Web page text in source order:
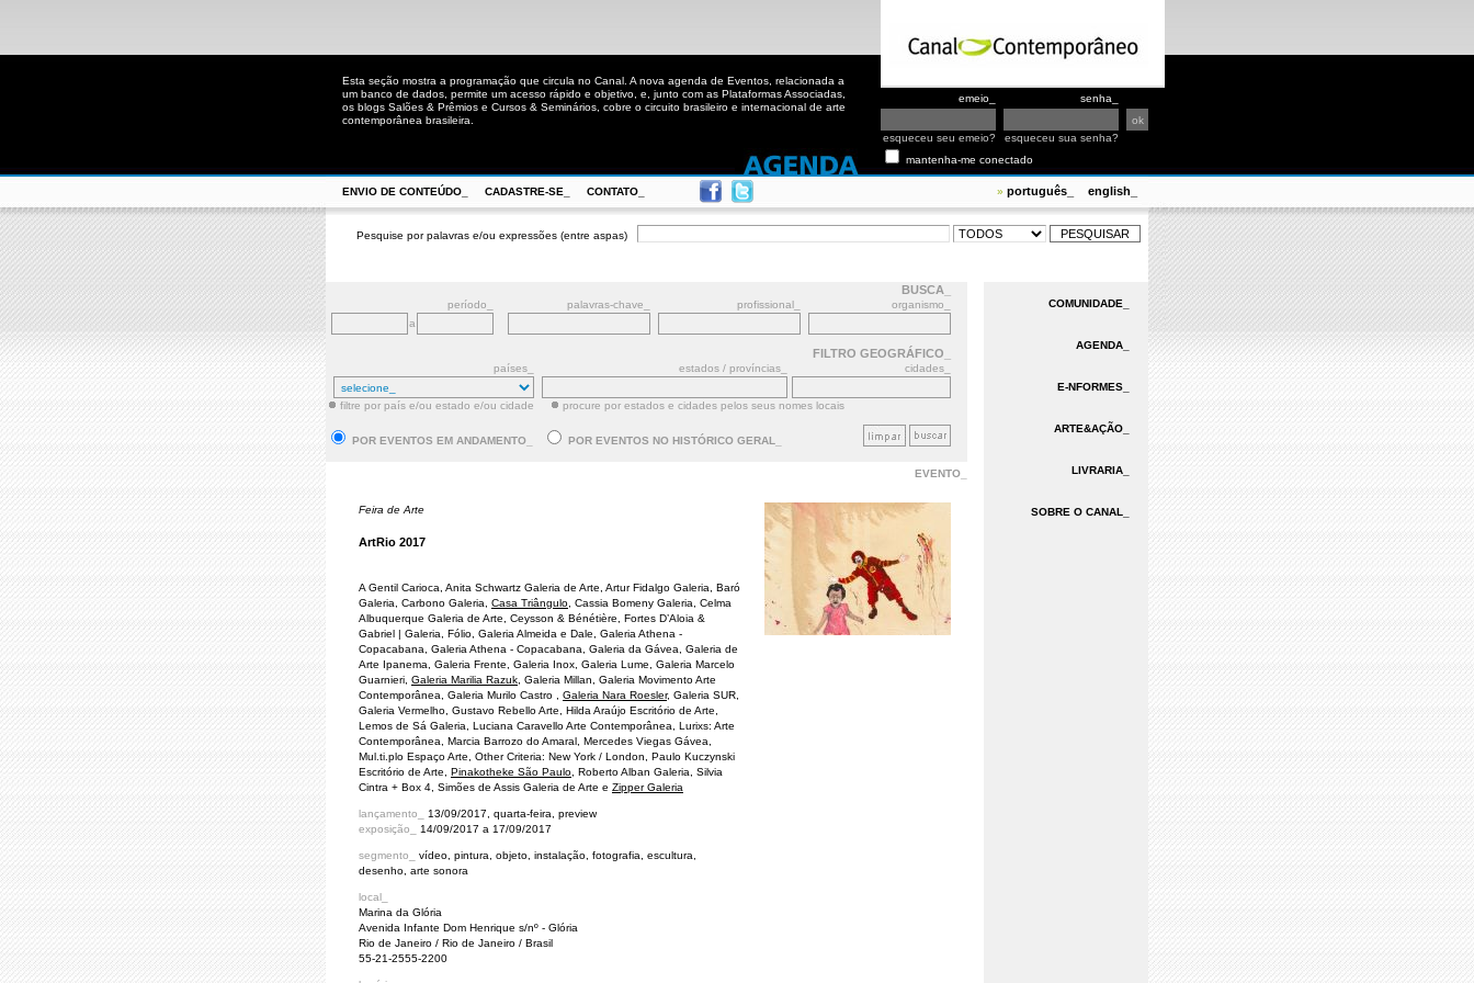
Esta seção mostra a programação que circula no Canal. A nova agenda de Eventos, relacionada a
um banco de dados, permite um acesso rápido e objetivo, e, junto com as Plataformas Associadas,
os blogs Salões & Prêmios e Cursos & Seminários, cobre o circuito brasileiro e internacional de arte
contemporânea brasileira.
emeio_ senha_
esqueceu seu emeio?
esqueceu sua senha?
mantenha-me conectado
ENVIO DE CONTEÚDO_ CADASTRE-SE_ CONTATO_ » português_ english_
Pesquise por palavras e/ou expressões (entre aspas)
BUSCA_
período_ palavras-chave_ profissional_
organismo_
a
FILTRO GEOGRÁFICO_
países_ estados / províncias_ cidades_
filtre por país e/ou estado e/ou cidade procure por estados e cidades pelos seus nomes locais
POR EVENTOS EM ANDAMENTO_ POR EVENTOS NO HISTÓRICO GERAL_
EVENTO_
Feira de Arte
ArtRio 2017
A Gentil Carioca, Anita Schwartz Galeria de Arte, Artur Fidalgo Galeria, Baró
Galeria, Carbono Galeria, Casa Triângulo, Cassia Bomeny Galeria, Celma
Albuquerque Galeria de Arte, Ceysson & Bénétière, Fortes D’Aloia &
Gabriel | Galeria, Fólio, Galeria Almeida e Dale, Galeria Athena -
Copacabana, Galeria Athena - Copacabana, Galeria da Gávea, Galeria de
Arte Ipanema, Galeria Frente, Galeria Inox, Galeria Lume, Galeria Marcelo
Guarnieri, Galeria Marilia Razuk, Galeria Millan, Galeria Movimento Arte
Contemporânea, Galeria Murilo Castro , Galeria Nara Roesler, Galeria SUR,
Galeria Vermelho, Gustavo Rebello Arte, Hilda Araújo Escritório de Arte,
Lemos de Sá Galeria, Luciana Caravello Arte Contemporânea, Lurixs: Arte
Contemporânea, Marcia Barrozo do Amaral, Mercedes Viegas Gávea,
Mul.ti.plo Espaço Arte, Other Criteria: New York / London, Paulo Kuczynski
Escritório de Arte, Pinakotheke São Paulo, Roberto Alban Galeria, Silvia
Cintra + Box 4, Simões de Assis Galeria de Arte e Zipper Galeria
lançamento_ 13/09/2017, quarta-feira, preview
exposição_ 14/09/2017 a 17/09/2017
segmento_
vídeo, pintura, objeto, instalação, fotografia, escultura,
desenho, arte sonora
local_
Marina da Glória
Avenida Infante Dom Henrique s/nº - Glória
Rio de Janeiro / Rio de Janeiro / Brasil
55-21-2555-2200
COMUNIDADE_
AGENDA_
E-NFORMES_
ARTE&AÇÃO_
LIVRARIA_
SOBRE O CANAL_